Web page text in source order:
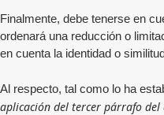
Finalmente, debe tenerse en
ordenará una reducción o
en cuenta la identidad o
Al respecto, tal como lo ha
aplicación del tercer párrafo